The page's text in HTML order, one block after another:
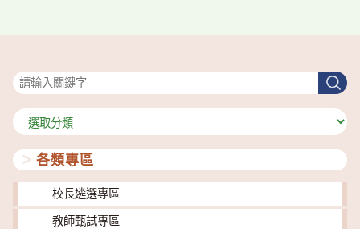
搜
尋
分
類
各類專區
校長遴選專區
教師甄試專區